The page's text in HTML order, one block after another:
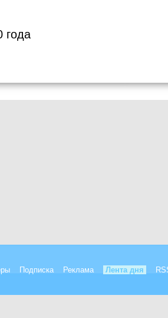
года
Подписка Реклама Лента дня